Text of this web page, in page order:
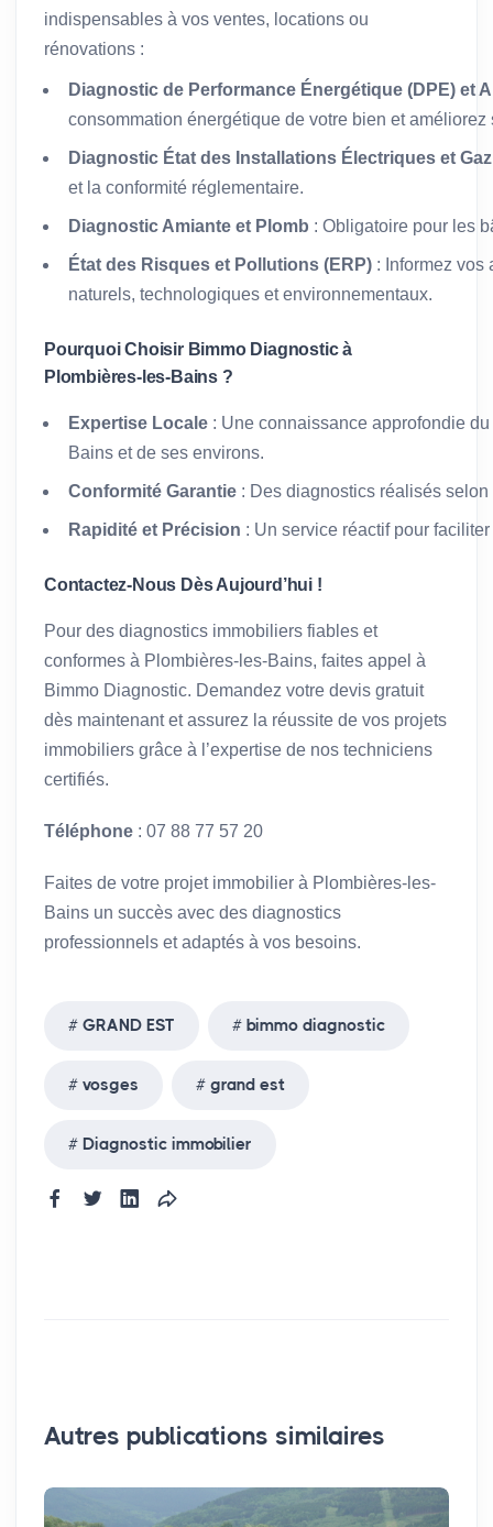
indispensables à vos ventes, locations ou
rénovations :
Diagnostic de Performance Énergétique (DPE) et
consommation énergétique de votre bien et améliorez
Diagnostic État des Installations Électriques et Gaz
et la conformité réglementaire.
Diagnostic Amiante et Plomb : Obligatoire pour les
État des Risques et Pollutions (ERP) : Informez vos
naturels, technologiques et environnementaux.
Pourquoi Choisir Bimmo Diagnostic à
Plombières-les-Bains ?
Expertise Locale : Une connaissance approfondie
Bains et de ses environs.
Conformité Garantie : Des diagnostics réalisés
Rapidité et Précision : Un service réactif pour
Contactez-Nous Dès Aujourd’hui !
Pour des diagnostics immobiliers fiables et
conformes à Plombières-les-Bains, faites appel à
Bimmo Diagnostic. Demandez votre devis gratuit
dès maintenant et assurez la réussite de vos projets
immobiliers grâce à l’expertise de nos techniciens
certifiés.
Téléphone : 07 88 77 57 20
Faites de votre projet immobilier à Plombières-les-
Bains un succès avec des diagnostics
professionnels et adaptés à vos besoins.
GRAND EST bimmo diagnostic
vosges grand est
Diagnostic immobilier
Autres publications similaires